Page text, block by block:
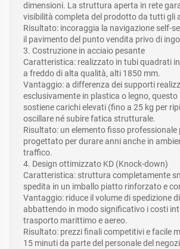
dimensioni. La struttura aperta in rete
visibilità completa del prodotto da tutti gli
Risultato: incoraggia la navigazione self-
il pavimento del punto vendita privo di
3. Costruzione in acciaio pesante
Caratteristica: realizzato in tubi quadrati
a freddo di alta qualità, alti 1850 mm.
Vantaggio: a differenza dei supporti
esclusivamente in plastica o legno,
sostiene carichi elevati (fino a 25 kg per
oscillare né subire fatica strutturale.
Risultato: un elemento fisso professionale
progettato per durare anni anche in
traffico.
4. Design ottimizzato KD (Knock-down)
Caratteristica: struttura completamente
spedita in un imballo piatto rinforzato e
Vantaggio: riduce il volume di spedizione
abbattendo in modo significativo i costi
trasporto marittimo e aereo.
Risultato: prezzi finali competitivi e facile
15 minuti da parte del personale del